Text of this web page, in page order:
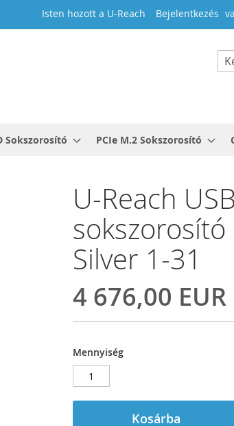
Isten hozott a U-Reach Bejelentkezés
Sokszorosító PCIe M.2 Sokszorosító
U-Reach
Silver 1-31
4 676,00 EUR
Mennyiség
Kosárba